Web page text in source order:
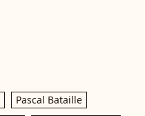
Pascal Bataille